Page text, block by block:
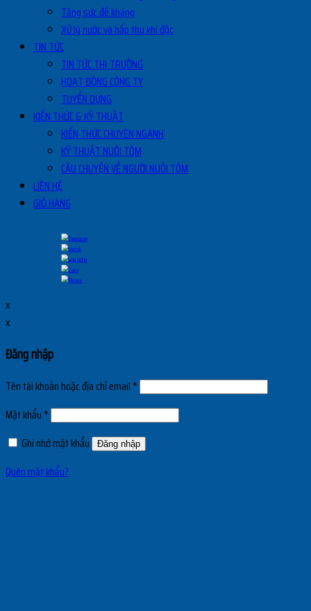
Tăng sức đề kháng
Xử lý nước và hấp thu khí độc
TIN TỨC
TIN TỨC THỊ TRƯỜNG
HOẠT ĐỘNG CÔNG TY
TUYỂN DỤNG
KIẾN THỨC & KỸ THUẬT
KIẾN THỨC CHUYÊN NGÀNH
KỸ THUẬT NUÔI TÔM
CÂU CHUYỆN VỀ NGƯỜI NUÔI TÔM
LIÊN HỆ
GIỎ HÀNG
x
x
Đăng nhập
Tên tài khoản hoặc địa chỉ email *
Mật khẩu *
Ghi nhớ mật khẩu
Đăng nhập
Quên mật khẩu?